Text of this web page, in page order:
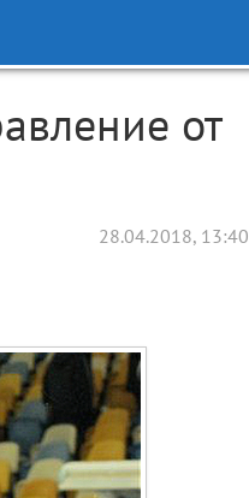
от
28.04.2018, 13:40